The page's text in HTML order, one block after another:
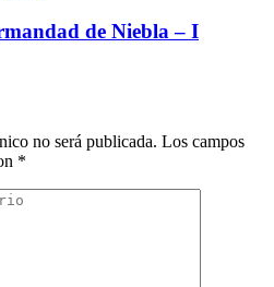
de Niebla – I
no será publicada. Los campos
*